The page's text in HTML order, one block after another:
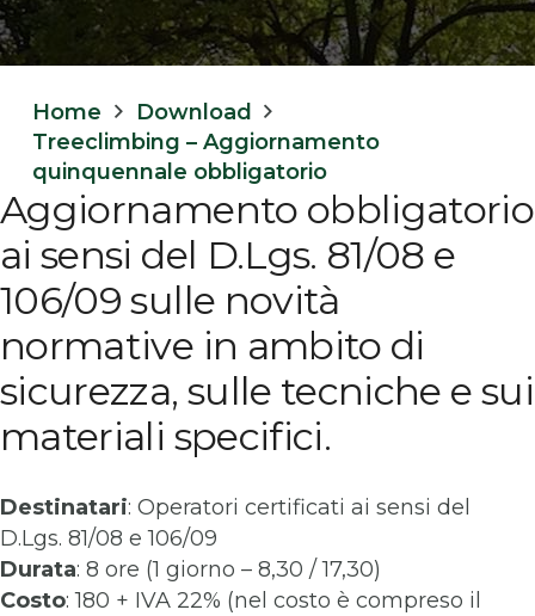
Home
Download
Treeclimbing – Aggiornamento
quinquennale obbligatorio
Aggiornamento obbligatorio
ai sensi del D.Lgs. 81/08 e
106/09 sulle novità
normative in ambito di
sicurezza, sulle tecniche e sui
materiali specifici.
Destinatari: Operatori certificati ai sensi del
D.Lgs. 81/08 e 106/09
Durata: 8 ore (1 giorno – 8,30 / 17,30)
Costo: 180 + IVA 22% (nel costo è compreso il